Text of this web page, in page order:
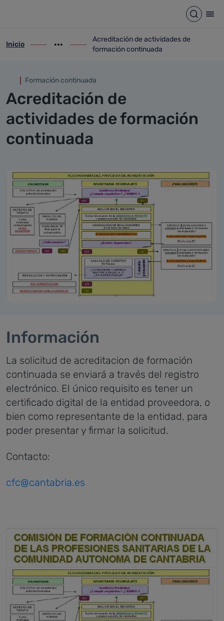
Acreditación de actividades
Abrir
ir-a inicio
Inicio
Mostrar opciones del camino de migas
ir-a Acreditación de actividades de
Acreditación de actividades de
formación continuada
Formación continuada
Acreditación de
actividades de formación
continuada
Información
La solicitud de acreditacion de formación
continuada se enviará a través del registro
electrónico. El único requisito es tener un
certificado digital de la entidad proveedora, o
bien como representante de la entidad, para
poder presentar y firmar la solicitud.
Contacto:
cfc@cantabria.es